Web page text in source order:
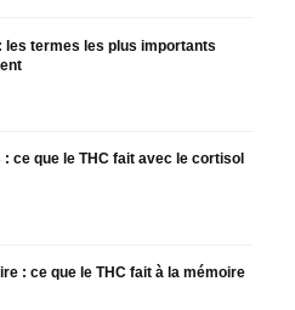
les termes les plus importants
ce que le THC fait avec le cortisol
: ce que le THC fait à la mémoire